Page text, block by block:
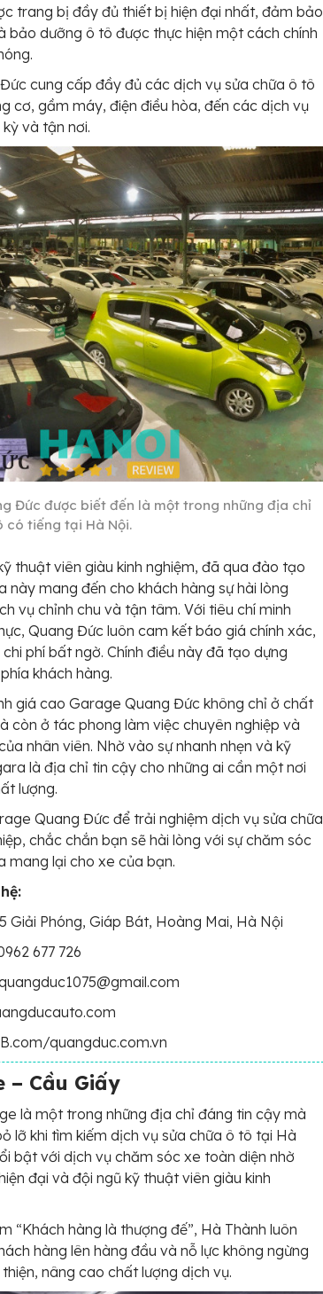
trang bị đầy đủ thiết bị hiện đại nhất, đảm bảo
bảo dưỡng ô tô được thực hiện một cách chính
cung cấp đầy đủ các dịch vụ sửa chữa ô tô
cơ, gầm máy, điện điều hòa, đến các dịch vụ
và tận nơi.
Đức được biết đến là một trong những địa chỉ
có tiếng tại Hà Nội.
thuật viên giàu kinh nghiệm, đã qua đào tạo
này mang đến cho khách hàng sự hài lòng
vụ chỉnh chu và tận tâm. Với tiêu chí minh
Quang Đức luôn cam kết báo giá chính xác,
phí bất ngờ. Chính điều này đã tạo dựng
khách hàng.
giá cao Garage Quang Đức không chỉ ở chất
còn ở tác phong làm việc chuyên nghiệp và
nhân viên. Nhờ vào sự nhanh nhẹn và kỹ
là địa chỉ tin cậy cho những ai cần một nơi
lượng.
Quang Đức để trải nghiệm dịch vụ sửa chữa
chắc chắn bạn sẽ hài lòng với sự chăm sóc
mang lại cho xe của bạn.
Giải Phóng, Giáp Bát, Hoàng Mai, Hà Nội
677 726
quangduc.com.vn
– Cầu Giấy
là một trong những địa chỉ đáng tin cậy mà
lỡ khi tìm kiếm dịch vụ sửa chữa ô tô tại Hà
bật với dịch vụ chăm sóc xe toàn diện nhờ
đại và đội ngũ kỹ thuật viên giàu kinh
“Khách hàng là thượng đế”, Hà Thành luôn
hàng lên hàng đầu và nỗ lực không ngừng
nâng cao chất lượng dịch vụ.